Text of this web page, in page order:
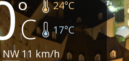
24°C
17°C
NW11 km/h